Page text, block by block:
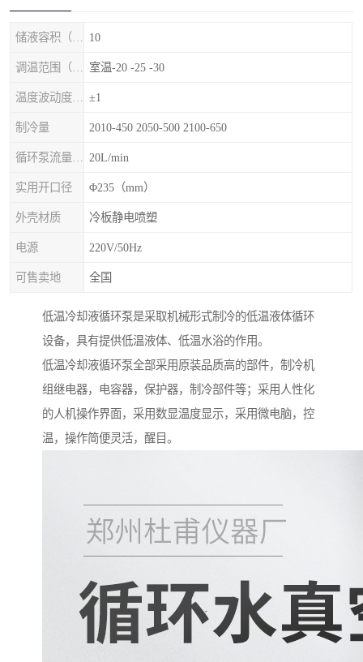
10
室温-20 -25 -30
±1
制冷量 2010-450 2050-500 2100-650
20L/min
实用开口径 Φ235（mm）
外壳材质 冷板静电喷塑
电源 220V/50Hz
可售卖地 全国
低温冷却液循环泵是采取机械形式制冷的低温液体循环
设备，具有提供低温液体、低温水浴的作用。
低温冷却液循环泵全部采用原装品质高的部件，制冷机
组继电器，电容器，保护器，制冷部件等；采用人性化
的人机操作界面，采用数显温度显示，采用微电脑，控
温，操作简便灵活，醒目。